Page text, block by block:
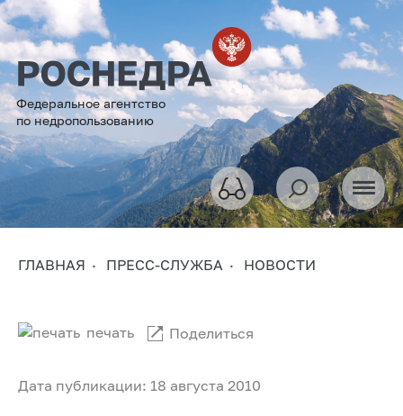
Федеральное агентство
по недропользованию
ГЛАВНАЯ ПРЕСС-СЛУЖБА НОВОСТИ
Дата публикации: 18 августа 2010
печать Поделиться